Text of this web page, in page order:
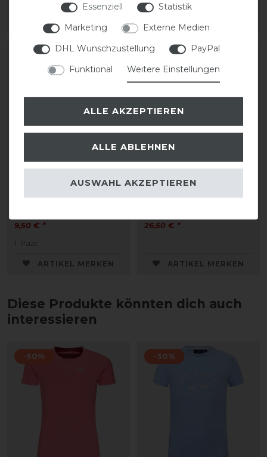
ARTIKEL MERKEN ARTIKEL MERKEN
-13%
9,50 € *
1 Paar
ARTIKEL MERKEN
-14%
26,50 € *
ARTIKEL MERKEN
Diese Produkte könnten dich auch
interessieren
-50% -30%
Essenziell
Statistik
Marketing
Externe Medien
DHL Wunschzustellung
PayPal
Funktional
Weitere Einstellungen
ALLE AKZEPTIEREN
ALLE ABLEHNEN
AUSWAHL AKZEPTIEREN